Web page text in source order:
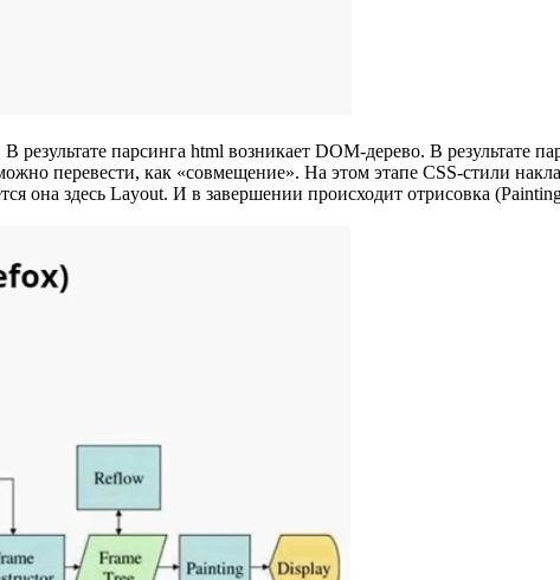
парсинга html возникает DOM-дерево. В результате
перевести, как «совмещение». На этом этапе CSS-стили
она здесь Layout. И в завершении происходит отрисовка